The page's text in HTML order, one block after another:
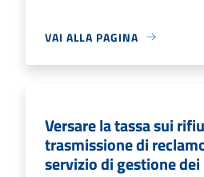
VAI ALLA PAGINA
Versare la tassa sui
trasmissione di
servizio di gestione